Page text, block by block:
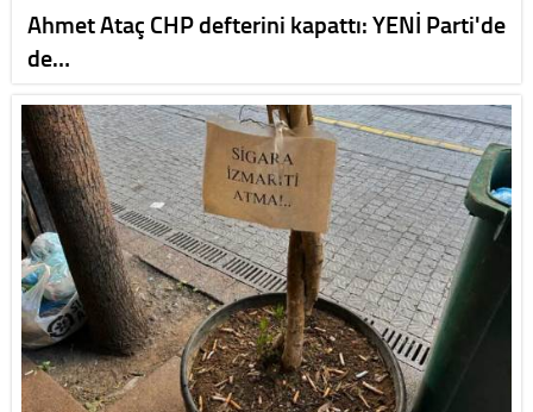
Ahmet Ataç CHP defterini kapattı: YENİ Parti'de
de…